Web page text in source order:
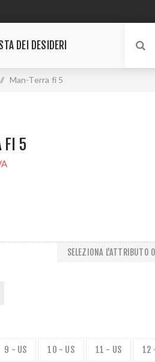
DEI DESIDERI
/ Man-Terra fi 5
FI 5
9 - US 10 - US 11 - US 12
SELEZIONA L'ATTRIBUTO